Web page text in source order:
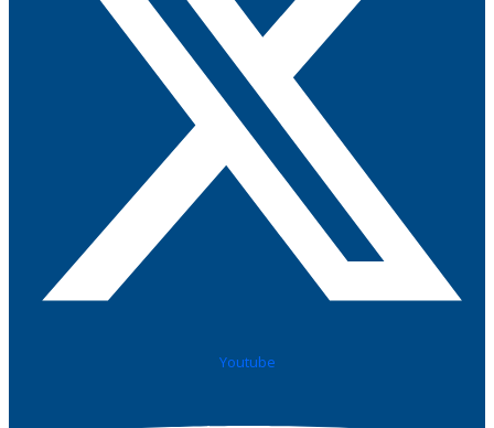
Youtube